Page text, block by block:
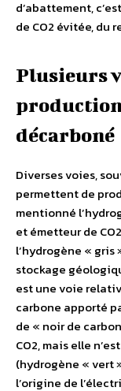
d’abattement,
de CO2 évitée, du
Plusieurs
décarboné
Diverses voies,
permettent de
mentionné
et émetteur de
l’hydrogène «
stockage
est une voie
carbone apporté
de « noir de
CO2, mais elle
(hydrogène « vert
l’origine de